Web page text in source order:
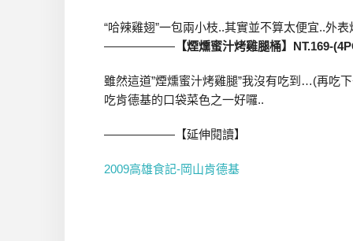
“哈辣雞翅”一包兩小枝..其實並不算太便宜..外
—————— 【煙燻蜜汁烤雞腿桶】NT.169-
雖然這道”煙燻蜜汁烤雞腿”我沒有吃到…(再吃
吃肯德基的口袋菜色之一好囉..
——————【延伸閱讀】
2009高雄食記-岡山肯德基